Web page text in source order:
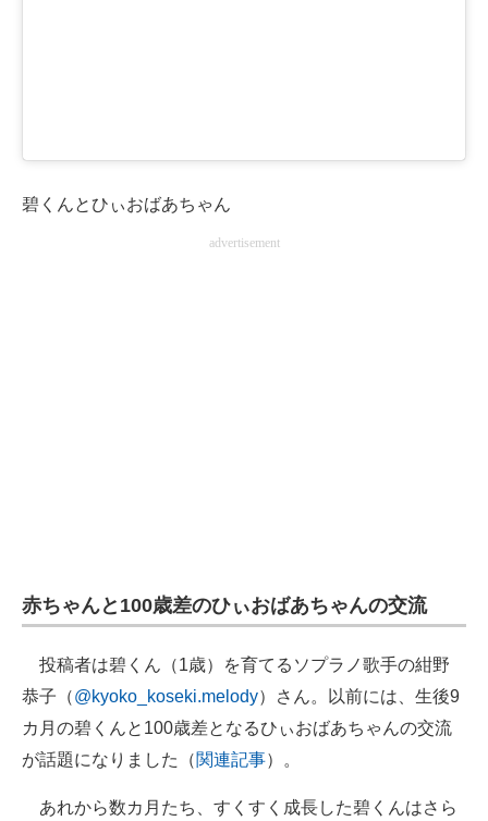
碧くんとひぃおばあちゃん
advertisement
赤ちゃんと100歳差のひぃおばあちゃんの交流
投稿者は碧くん（1歳）を育てるソプラノ歌手の紺野
恭子（@kyoko_koseki.melody）さん。以前には、生後9
カ月の碧くんと100歳差となるひぃおばあちゃんの交流
が話題になりました（関連記事）。
あれから数カ月たち、すくすく成長した碧くんはさら